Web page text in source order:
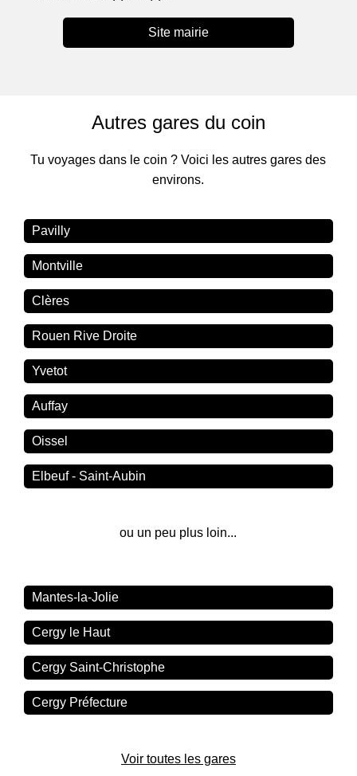
Site mairie
Autres gares du coin
Tu voyages dans le coin ? Voici les autres gares des
environs.
Pavilly
Montville
Clères
Rouen Rive Droite
Yvetot
Auffay
Oissel
Elbeuf - Saint-Aubin
ou un peu plus loin...
Mantes-la-Jolie
Cergy le Haut
Cergy Saint-Christophe
Cergy Préfecture
Voir toutes les gares